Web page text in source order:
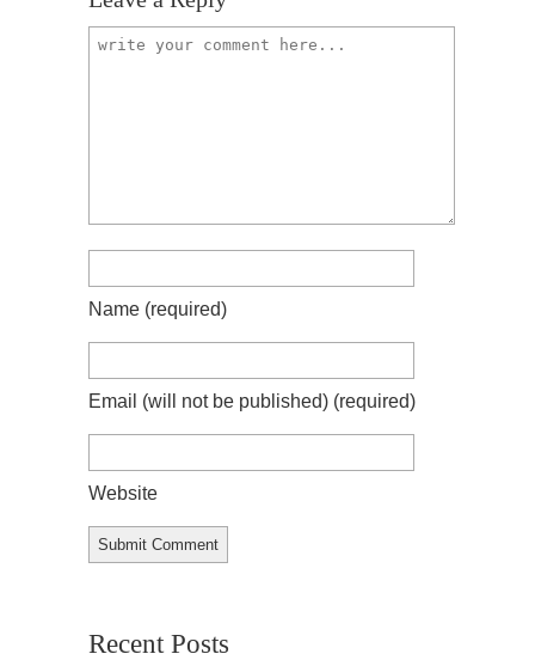
Name (required)
Email (will not be published) (required)
Website
Recent Posts